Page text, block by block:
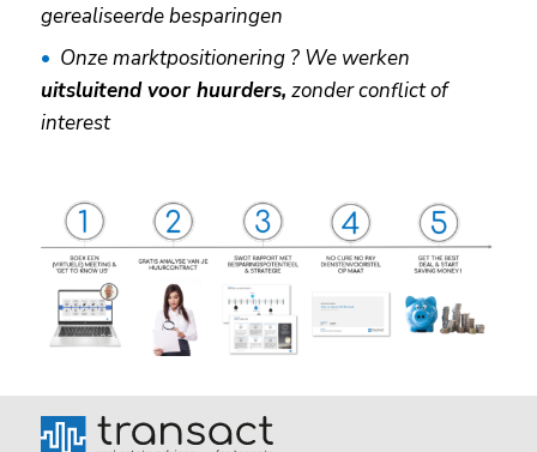
gerealiseerde besparingen
Onze marktpositionering ? We werken
uitsluitend voor huurders, zonder conflict of
interest